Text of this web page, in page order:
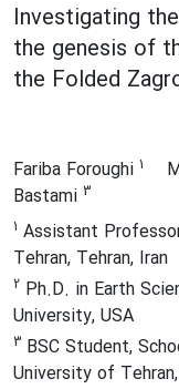
Investigating
the genesis of
the Folded
Fariba Foroughi 1
Bastami 3
1 Assistant
Tehran, Tehran, Iran
2 Ph.D. in Earth
University, USA
3 BSC Student,
University of